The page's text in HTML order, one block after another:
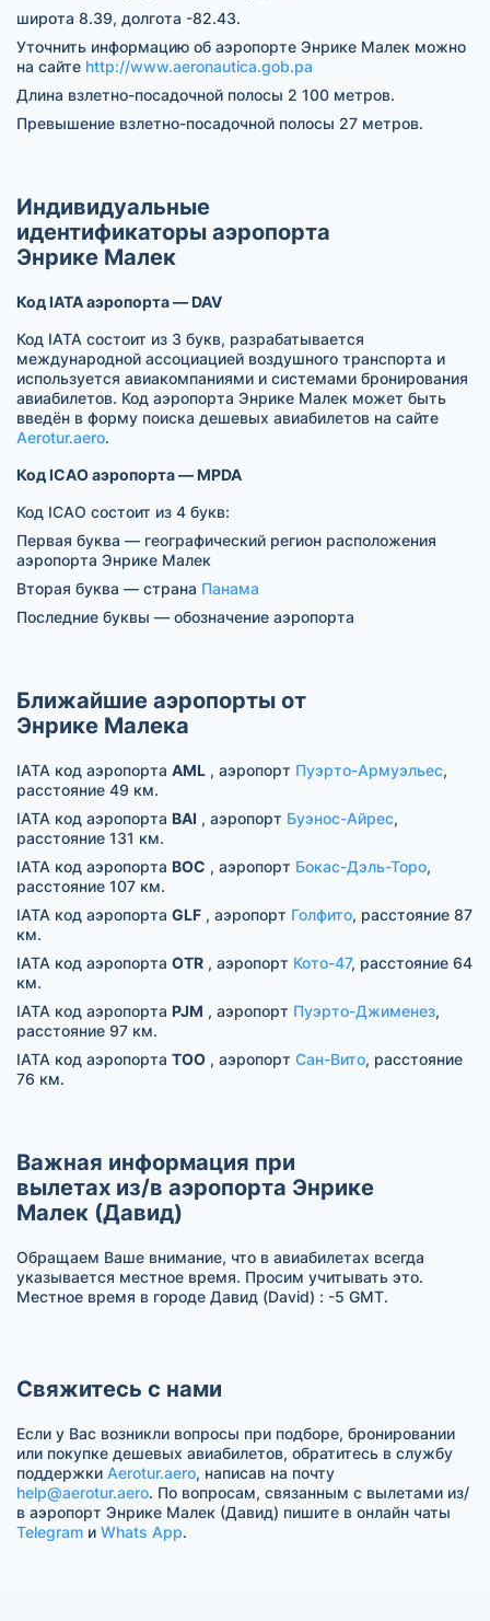
широта 8.39, долгота -82.43.
Уточнить информацию об аэропорте Энрике Малек можно
на сайте http://www.aeronautica.gob.pa
Длина взлетно-посадочной полосы 2 100 метров.
Превышение взлетно-посадочной полосы 27 метров.
Индивидуальные
идентификаторы аэропорта
Энрике Малек
Код IATA аэропорта — DAV
Код IATA состоит из 3 букв, разрабатывается
международной ассоциацией воздушного транспорта и
используется авиакомпаниями и системами бронирования
авиабилетов. Код аэропорта Энрике Малек может быть
введён в форму поиска дешевых авиабилетов на сайте
Aerotur.aero.
Код ICAO аэропорта — MPDA
Код ICAO состоит из 4 букв:
Первая буква — географический регион расположения
аэропорта Энрике Малек
Вторая буква — страна Панама
Последние буквы — обозначение аэропорта
Ближайшие аэропорты от
Энрике Малека
IATA код аэропорта AML , аэропорт Пуэрто-Армуэльес,
расстояние 49 км.
IATA код аэропорта BAI , аэропорт Буэнос-Айрес,
расстояние 131 км.
IATA код аэропорта BOC , аэропорт Бокас-Дэль-Торо,
расстояние 107 км.
IATA код аэропорта GLF , аэропорт Голфито, расстояние 87
км.
IATA код аэропорта OTR , аэропорт Кото-47, расстояние 64
км.
IATA код аэропорта PJM , аэропорт Пуэрто-Джименез,
расстояние 97 км.
IATA код аэропорта TOO , аэропорт Сан-Вито, расстояние
76 км.
Важная информация при
вылетах из/в аэропорта Энрике
Малек (Давид)
Обращаем Ваше внимание, что в авиабилетах всегда
указывается местное время. Просим учитывать это.
Местное время в городе Давид (David) : -5 GMT.
Свяжитесь с нами
Если у Вас возникли вопросы при подборе, бронировании
или покупке дешевых авиабилетов, обратитесь в службу
поддержки Aerotur.aero, написав на почту
help@aerotur.aero. По вопросам, связанным с вылетами из/
в аэропорт Энрике Малек (Давид) пишите в онлайн чаты
Telegram и Whats App.